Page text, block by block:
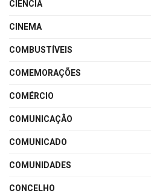
CIÊNCIA
CINEMA
COMBUSTÍVEIS
COMEMORAÇÕES
COMÉRCIO
COMUNICAÇÃO
COMUNICADO
COMUNIDADES
CONCELHO